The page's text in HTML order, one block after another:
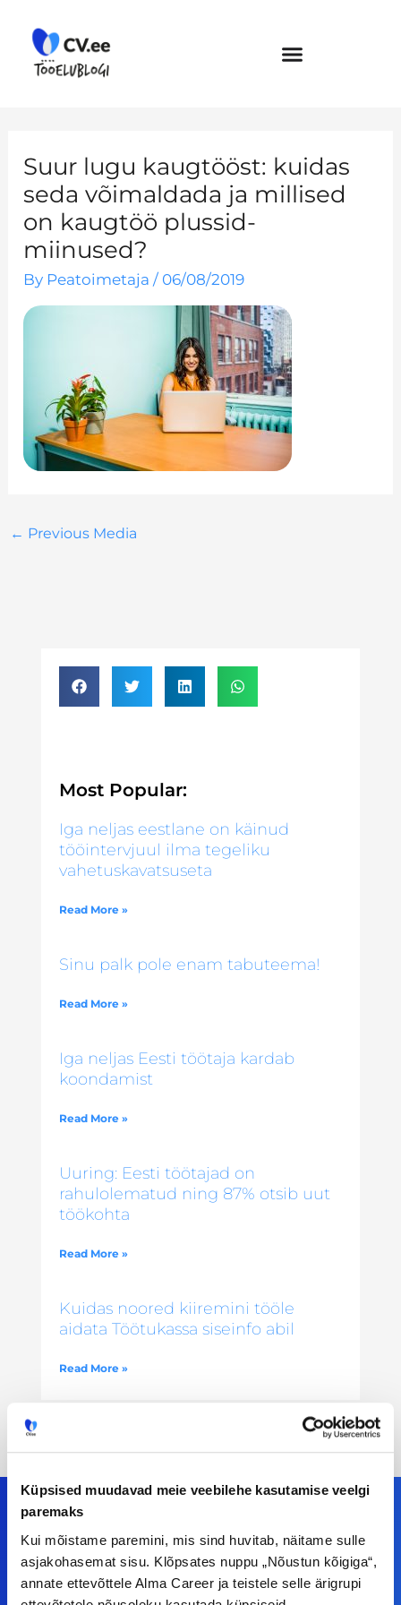
Küpsised muudavad meie veebilehe kasutamise veelgi
paremaks
Kui mõistame paremini, mis sind huvitab, näitame sulle
asjakohasemat sisu. Klõpsates nuppu „Nõustun kõigiga“,
annate ettevõttele Alma Career ja teistele selle ärigrupi
content
Suur lugu kaugtööst: kuidas
seda võimaldada ja millised
on kaugtöö plussid-
miinused?
By Peatoimetaja/ 06/08/2019
← Previous Media
Most Popular:
Iga neljas eestlane on käinud
tööintervjuul ilma tegeliku
vahetuskavatsuseta
Read More »
Sinu palk pole enam tabuteema!
Read More »
Iga neljas Eesti töötaja kardab
koondamist
Read More »
Uuring: Eesti töötajad on
rahulolematud ning 87% otsib uut
töökohta
Read More »
Kuidas noored kiiremini tööle
aidata Töötukassa siseinfo abil
Read More »
Meiega leiad!